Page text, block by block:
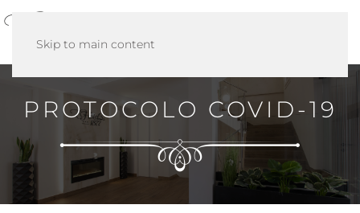
Skip to main content
PROTOCOLO COVID-19